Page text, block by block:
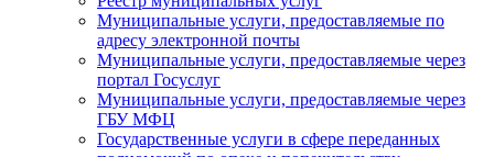
Муниципальные услуги, предоставляемые по
адресу электронной почты
Муниципальные услуги, предоставляемые через
портал Госуслуг
Муниципальные услуги, предоставляемые через
ГБУ МФЦ
Государственные услуги в сфере переданных